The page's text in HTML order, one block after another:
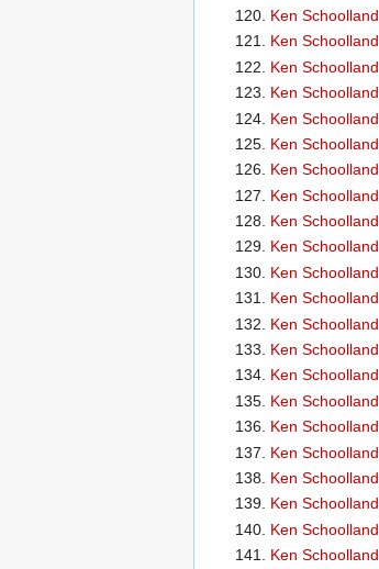
Ken
Ken
Ken
Ken
Ken
Ken
Ken
Ken
Ken
Ken
Ken
Ken
Ken
Ken
Ken
Ken
Ken
Ken
Ken
Ken
Ken
Ken